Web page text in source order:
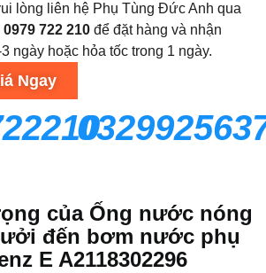
lòng liên hệ Phụ Tùng Đức Anh qua
0979 722 210 để đặt hàng và nhận
ngày hoặc hỏa tốc trong 1 ngày.
Ngay
của Ống nước nóng
đến bơm nước phụ
E A2118302296